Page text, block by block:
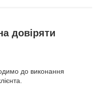
довіряти
до виконання